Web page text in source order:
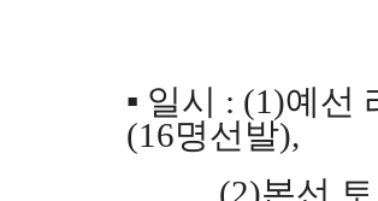
▪ 일시 : (1)예선
(16명선발),
(2)본선